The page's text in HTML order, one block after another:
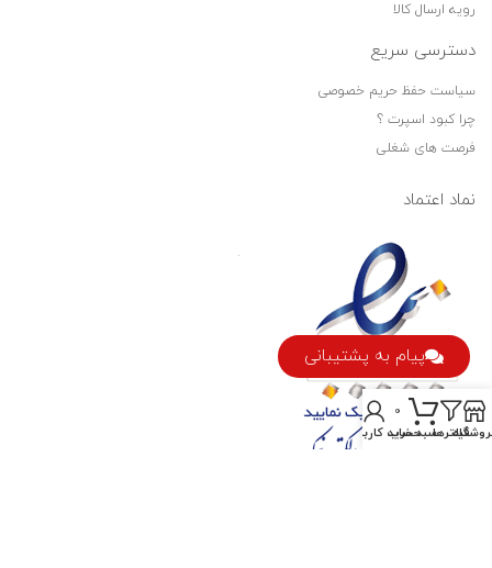
رویه ارسال کالا
دسترسی سریع
سیاست حفظ حریم خصوصی
چرا کبود اسپرت ؟
فرصت های شغلی
نماد اعتماد
پیام به پشتیبانی
فیلترها
0
سبد خرید
حساب کاربری من